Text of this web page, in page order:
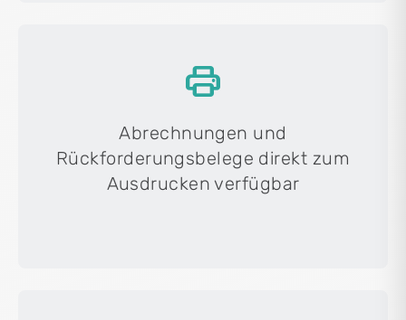
print
Abrechnungen und
Rückforderungsbelege direkt zum
Ausdrucken verfügbar